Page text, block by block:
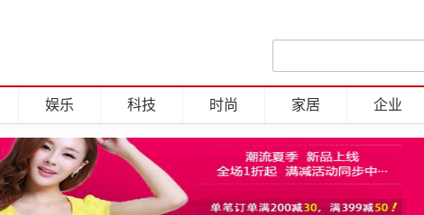
娱乐 科技 时尚 家居 企业